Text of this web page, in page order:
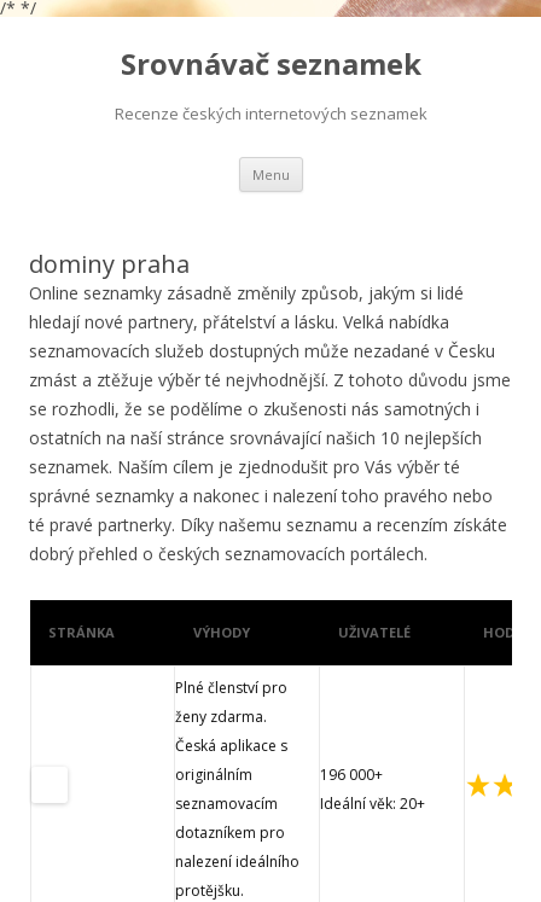
/* */
Srovnávač seznamek
Recenze českých internetových seznamek
Menu Přejít
obsahu
dominy praha
Online seznamky zásadně změnily způsob, jakým si lidé
hledají nové partnery, přátelství a lásku. Velká nabídka
seznamovacích služeb dostupných může nezadané v Česku
zmást a ztěžuje výběr té nejvhodnější. Z tohoto důvodu jsme
se rozhodli, že se podělíme o zkušenosti nás samotných i
ostatních na naší stránce srovnávající našich 10 nejlepších
seznamek. Naším cílem je zjednodušit pro Vás výběr té
správné seznamky a nakonec i nalezení toho pravého nebo
té pravé partnerky. Díky našemu seznamu a recenzím získáte
dobrý přehled o českých seznamovacích portálech.
STRÁNKA VÝHODY UŽIVATELÉ
Plné členství pro
ženy zdarma.
Česká aplikace s
originálním
seznamovacím
dotazníkem pro
nalezení ideálního
protějšku.
196 000+
Ideální věk: 20+